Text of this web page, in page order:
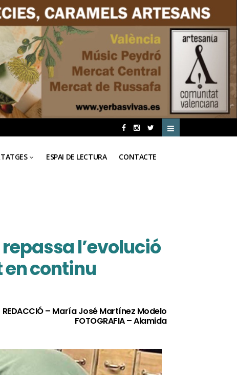
ESPAI DE LECTURA CONTACTE
l’evolució
continu
REDACCIÓ – María José Martínez Modelo
FOTOGRAFIA – Alamida